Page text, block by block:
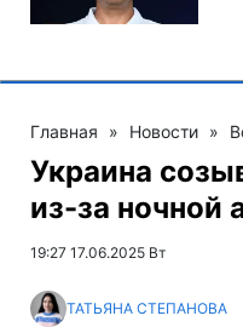
Главная » Новости »
Украина
из-за ночной
19:27 17.06.2025 Вт
ТАТЬЯНА СТЕПАНОВА